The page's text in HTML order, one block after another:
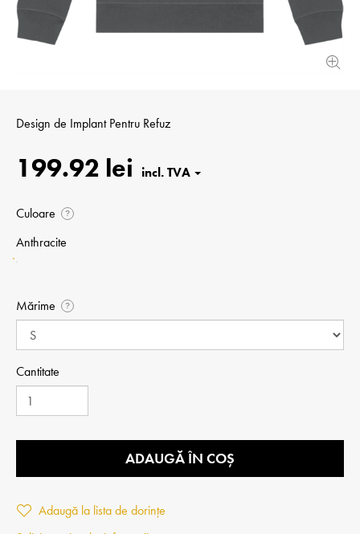
Design de Implant Pentru Refuz
199.92 lei
Culoare ?
Anthracite
Mărime ?
Cantitate
ADAUGĂ ÎN COȘ
Adaugă la lista de dorințe